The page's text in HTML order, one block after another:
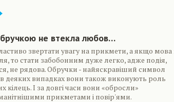
не втекла любов…
звертати увагу на прикмети, а якщо мова
то стати забобонним дуже легко, адже подія,
не рядова. Обручки - найяскравіший символ
деяких випадках вони також виконують роль
кілець. І за довгі часи вони «обросли»
прикметами і повір'ями.